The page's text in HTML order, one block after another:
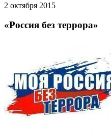
2 октября 2015
«Россия без террора»